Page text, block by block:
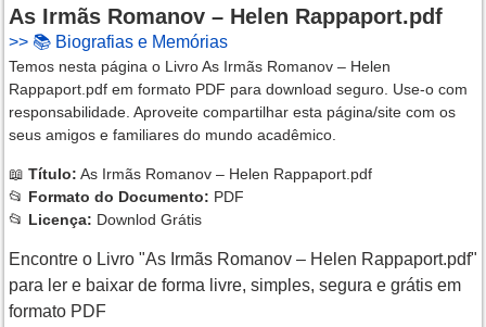
As Irmãs Romanov – Helen Rappaport.pdf
>> 📚 Biografias e Memórias
Temos nesta página o Livro As Irmãs Romanov – Helen
Rappaport.pdf em formato PDF para download seguro. Use-o com
responsabilidade. Aproveite compartilhar esta página/site com os
seus amigos e familiares do mundo acadêmico.
📖 Título: As Irmãs Romanov – Helen Rappaport.pdf
📂 Formato do Documento: PDF
📂 Licença: Downlod Grátis
Encontre o Livro "As Irmãs Romanov – Helen Rappaport.pdf"
para ler e baixar de forma livre, simples, segura e grátis em
formato PDF